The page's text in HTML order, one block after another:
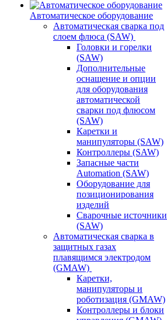
Автоматическое оборудование
Автоматическая сварка под
слоем флюса (SAW)
Головки и горелки
(SAW)
Дополнительные
оснащение и опции
для оборудования
автоматической
сварки под флюсом
(SAW)
Каретки и
манипуляторы (SAW)
Контроллеры (SAW)
Запасные части
Automation (SAW)
Оборудование для
позиционирования
изделий
Сварочные источники
(SAW)
Автоматическая сварка в
защитных газах
плавящимся электродом
(GMAW)
Каретки,
манипуляторы и
роботизация (GMAW)
Контроллеры и блоки